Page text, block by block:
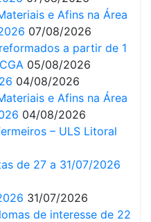
e Afins na Área
07/08/2026
a partir de 1
05/08/2026
04/08/2026
e Afins na Área
04/08/2026
– ULS Litoral
de 27 a 31/07/2026
31/07/2026
de interesse de 22